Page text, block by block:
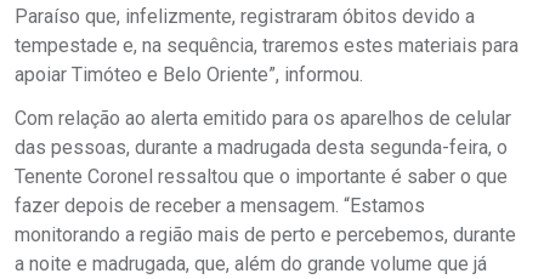
Paraíso que, infelizmente, registraram óbitos devido a
tempestade e, na sequência, traremos estes materiais para
apoiar Timóteo e Belo Oriente”, informou.
Com relação ao alerta emitido para os aparelhos de celular
das pessoas, durante a madrugada desta segunda-feira, o
Tenente Coronel ressaltou que o importante é saber o que
fazer depois de receber a mensagem. “Estamos
monitorando a região mais de perto e percebemos, durante
a noite e madrugada, que, além do grande volume que já